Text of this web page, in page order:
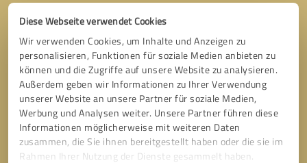
Diese Webseite verwendet Cookies
Wir verwenden Cookies, um Inhalte und Anzeigen zu
personalisieren, Funktionen für soziale Medien anbieten zu
können und die Zugriffe auf unsere Website zu analysieren.
Außerdem geben wir Informationen zu Ihrer Verwendung
unserer Website an unsere Partner für soziale Medien,
Werbung und Analysen weiter. Unsere Partner führen diese
Informationen möglicherweise mit weiteren Daten
zusammen, die Sie ihnen bereitgestellt haben oder die sie im
Rahmen Ihrer Nutzung der Dienste gesammelt haben.